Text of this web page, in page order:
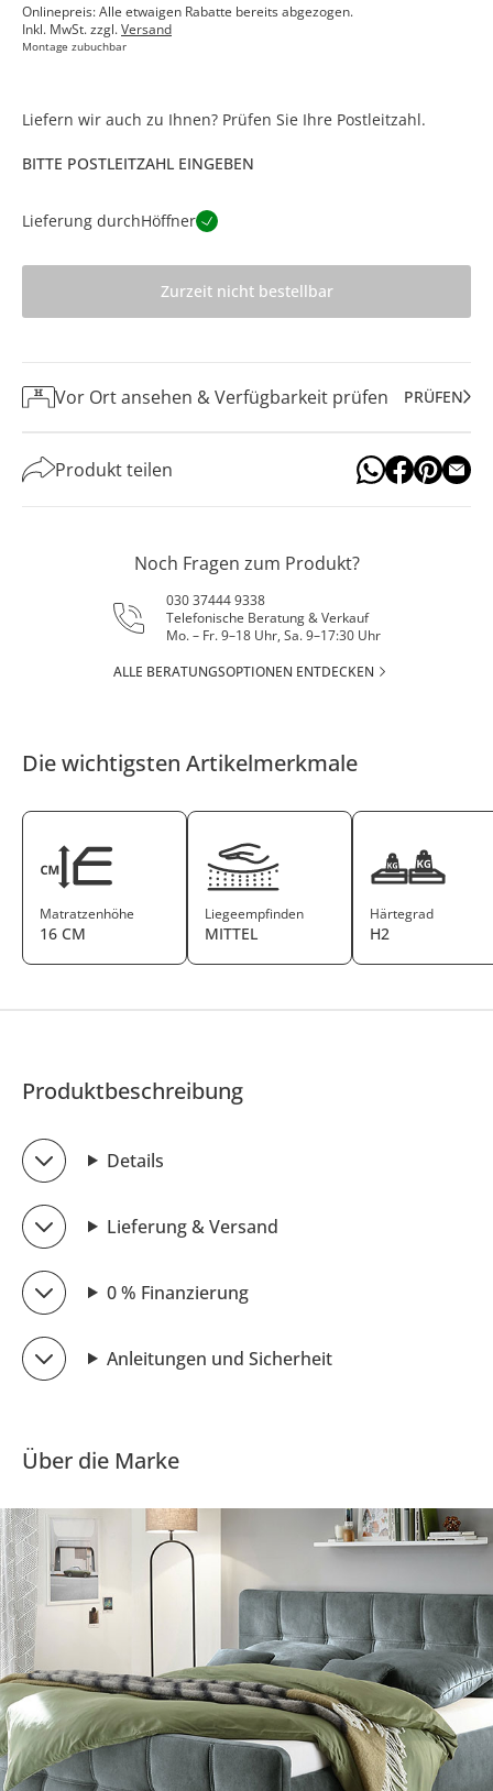
Onlinepreis: Alle etwaigen Rabatte bereits abgezogen.
Inkl. MwSt. zzgl.Versand
Montage zubuchbar
Liefern wir auch zu Ihnen? Prüfen Sie Ihre Postleitzahl.
BITTE POSTLEITZAHL EINGEBEN
Lieferung durchHöffner
Zurzeit nicht bestellbar
Vor Ort ansehen & Verfügbarkeit prüfen PRÜFEN
Produkt teilen
Noch Fragen zum Produkt?
030 37444 9338
Telefonische Beratung & Verkauf
Mo. – Fr. 9–18 Uhr, Sa. 9–17:30 Uhr
ALLE BERATUNGSOPTIONEN ENTDECKEN
Die wichtigsten Artikelmerkmale
Matratzenhöhe
16 CM
Liegeempfinden
MITTEL
Härtegrad
H2
Produktbeschreibung
Details
Lieferung & Versand
0 % Finanzierung
Anleitungen und Sicherheit
Über die Marke